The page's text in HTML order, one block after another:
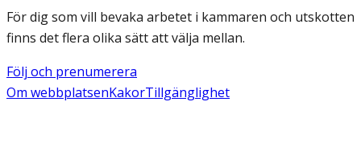
För dig som vill bevaka arbetet i kammaren och utskotten
finns det flera olika sätt att välja mellan.
Följ och prenumerera
Om webbplatsenKakorTillgänglighet